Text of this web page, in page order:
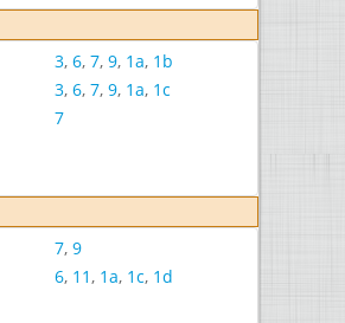
3, 6, 7, 9, 1a, 1b
3, 6, 7, 9, 1a, 1c
7
7, 9
6, 11, 1a, 1c, 1d